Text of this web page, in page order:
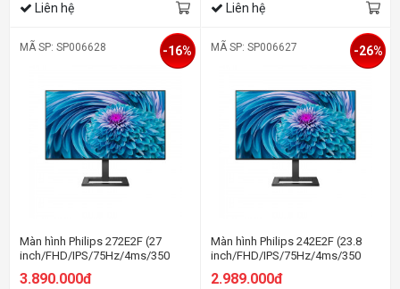
Liên hệ Liên hệ
MÃ SP: SP006628
Màn hình Philips 272E2F (27
inch/FHD/IPS/75Hz/4ms/350
3.890.000đ
-16% MÃ SP: SP006627
Màn hình Philips 242E2F (23.8
inch/FHD/IPS/75Hz/4ms/350
2.989.000đ
-26%